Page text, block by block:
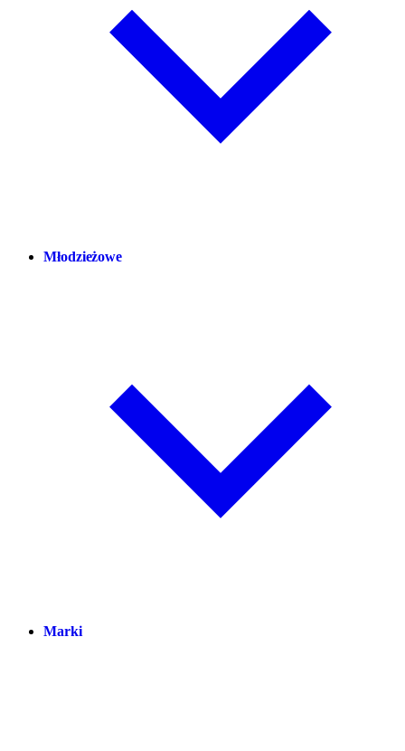
Młodzieżowe
Marki